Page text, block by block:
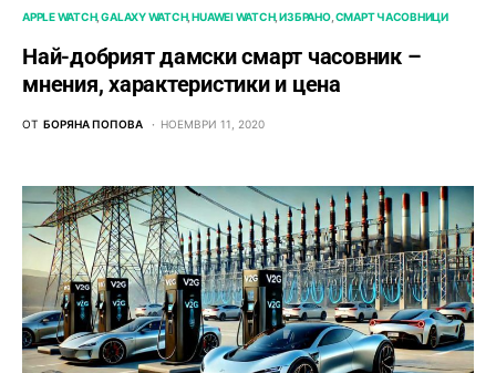
APPLE WATCH GALAXY WATCH HUAWEI WATCH ИЗБРАНО СМАРТ ЧАСОВНИЦИ
Най-добрият дамски смарт часовник –
мнения, характеристики и цена
ОТ БОРЯНА ПОПОВА НОЕМВРИ 11, 2020